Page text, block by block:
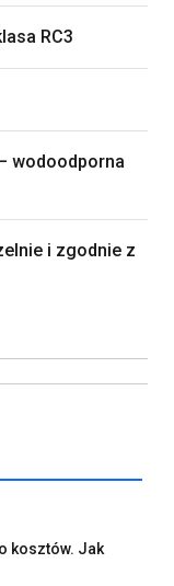
RC3
wodoodporna
i zgodnie z
kosztów. Jak